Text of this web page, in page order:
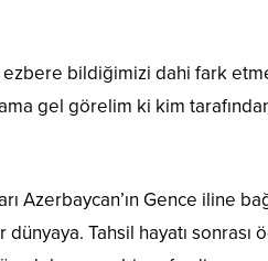
bildiğimizi dahi fark
gel görelim ki kim
Azerbaycan’ın Gence iline
Tahsil hayatı